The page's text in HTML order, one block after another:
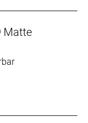
Lenkwinkel
(optional
um ein
ohne die
Matte